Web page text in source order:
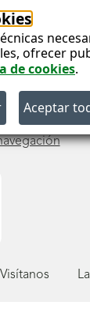
ofrecer
de cookies.
Visítanos